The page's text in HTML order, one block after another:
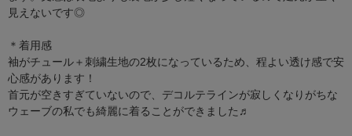
見えないです◎
＊着用感
袖がチュール＋刺繍生地の2枚になっているため、程よい透け感で安
心感があります！
首元が空きすぎていないので、デコルテラインが寂しくなりがちな
ウェーブの私でも綺麗に着ることができました♬